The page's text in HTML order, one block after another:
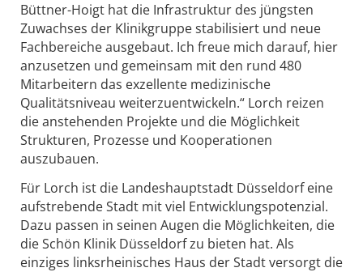
Büttner-Hoigt hat die Infrastruktur des jüngsten
Zuwachses der Klinikgruppe stabilisiert und neue
Fachbereiche ausgebaut. Ich freue mich darauf, hier
anzusetzen und gemeinsam mit den rund 480
Mitarbeitern das exzellente medizinische
Qualitätsniveau weiterzuentwickeln.“ Lorch reizen
die anstehenden Projekte und die Möglichkeit
Strukturen, Prozesse und Kooperationen
auszubauen.
Für Lorch ist die Landeshauptstadt Düsseldorf eine
aufstrebende Stadt mit viel Entwicklungspotenzial.
Dazu passen in seinen Augen die Möglichkeiten, die
die Schön Klinik Düsseldorf zu bieten hat. Als
einziges linksrheinisches Haus der Stadt versorgt die